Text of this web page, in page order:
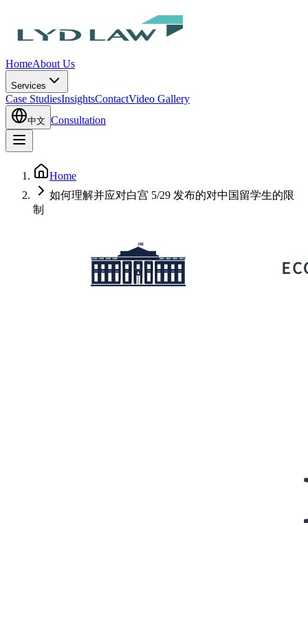
HomeAbout Us
Services
Case StudiesInsightsContactVideo Gallery
中文 Consultation
Home
如何理解并应对白宫 5/29 发布的对中国留学生的限
制